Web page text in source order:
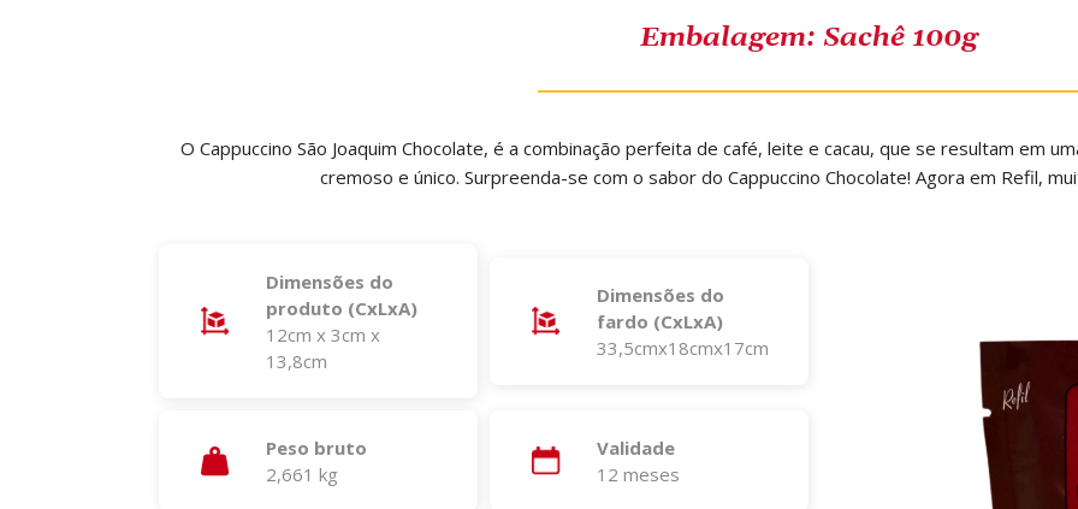
Embalagem: Sachê 100g
O Cappuccino São Joaquim Chocolate, é a combinação perfeita de café, leite e cacau, que se resultam em
cremoso e único. Surpreenda-se com o sabor do Cappuccino Chocolate! Agora em Refil,
Dimensões do
produto (CxLxA)
12cm x 3cm x
13,8cm
Dimensões do
fardo (CxLxA)
33,5cmx18cmx17cm
Peso bruto
2,661 kg
Validade
12 meses